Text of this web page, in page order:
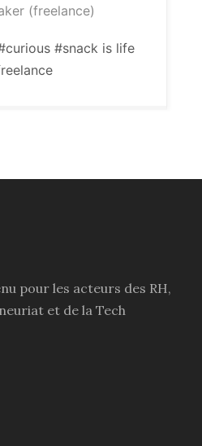
(freelance)
#snack is life
pour les acteurs des RH,
et de la Tech